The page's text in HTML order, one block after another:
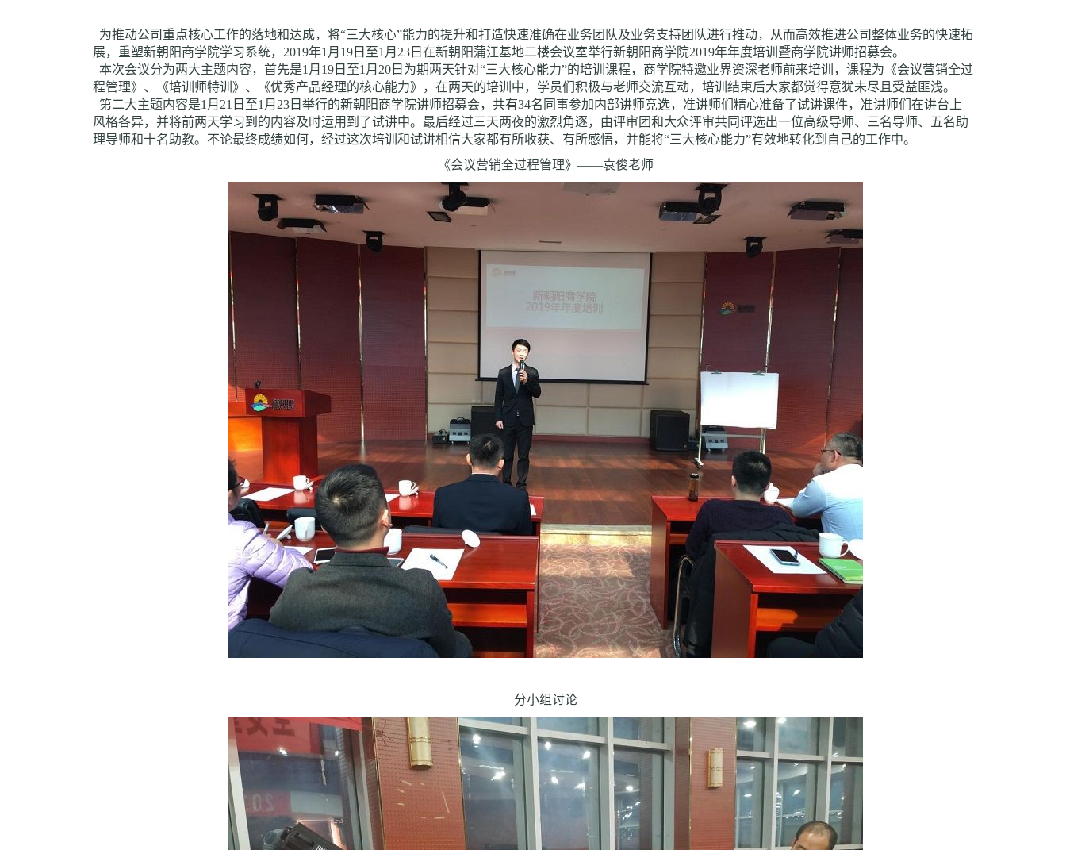
为推动公司重点核心工作的落地和达成，将“三大核心”能力的提升和打造快速准确在业务团队及业务支持团队进行推动，从而高效推进公司整体业务的快速拓
展，重塑新朝阳商学院学习系统，2019年1月19日至1月23日在新朝阳蒲江基地二楼会议室举行新朝阳商学院2019年年度培训暨商学院讲师招募会。
本次会议分为两大主题内容，首先是1月19日至1月20日为期两天针对“三大核心能力”的培训课程，商学院特邀业界资深老师前来培训，课程为《会议营销全过
程管理》、《培训师特训》、《优秀产品经理的核心能力》，在两天的培训中，学员们积极与老师交流互动，培训结束后大家都觉得意犹未尽且受益匪浅。
第二大主题内容是1月21日至1月23日举行的新朝阳商学院讲师招募会，共有34名同事参加内部讲师竞选，准讲师们精心准备了试讲课件，准讲师们在讲台上
风格各异，并将前两天学习到的内容及时运用到了试讲中。最后经过三天两夜的激烈角逐，由评审团和大众评审共同评选出一位高级导师、三名导师、五名助
理导师和十名助教。不论最终成绩如何，经过这次培训和试讲相信大家都有所收获、有所感悟，并能将“三大核心能力”有效地转化到自己的工作中。
《会议营销全过程管理》——袁俊老师
分小组讨论